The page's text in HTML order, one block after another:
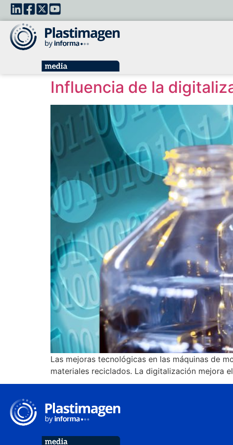
Influencia de la
Las mejoras tecnológicas en las máquinas de
materiales reciclados. La digitalización mejora